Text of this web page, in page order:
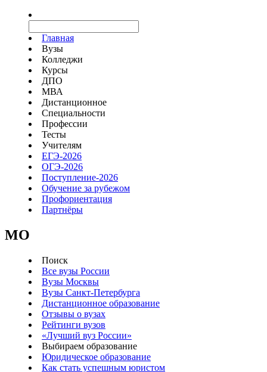
Главная
Вузы
Колледжи
Курсы
ДПО
МВА
Дистанционное
Специальности
Профессии
Тесты
Учителям
ЕГЭ-2026
ОГЭ-2026
Поступление-2026
Обучение за рубежом
Профориентация
Партнёры
MO
Поиск
Все вузы России
Вузы Москвы
Вузы Санкт-Петербурга
Дистанционное образование
Отзывы о вузах
Рейтинги вузов
«Лучший вуз России»
Выбираем образование
Юридическое образование
Как стать успешным юристом